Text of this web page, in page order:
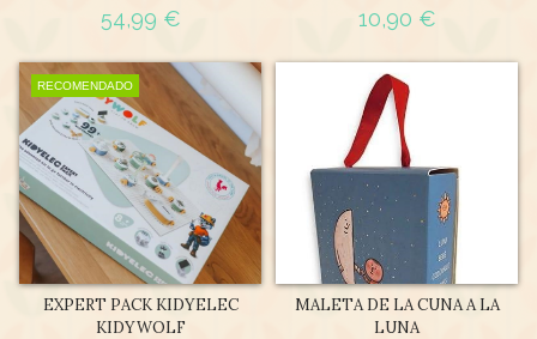
54,99 € 10,90 €
RECOMENDADO
EXPERT PACK KIDYELEC
KIDYWOLF
MALETA DE LA CUNA A LA
LUNA